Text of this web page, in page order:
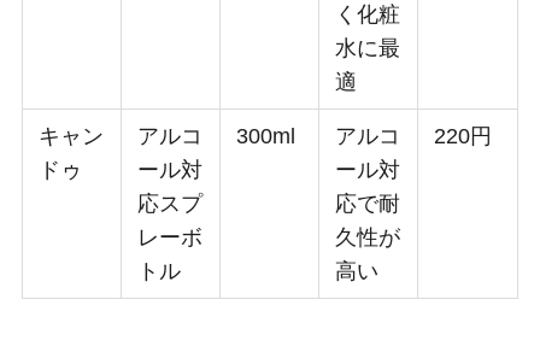
く化粧
水に最
適
キャン
ドゥ
アルコ
ール対
応スプ
レーボ
トル
300ml
アルコ
ール対
応で耐
久性が
高い
220円